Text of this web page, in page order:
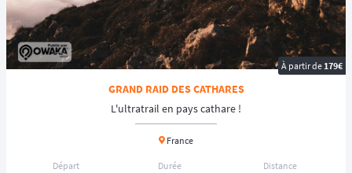
À partir de179€
GRAND RAID DES CATHARES
L'ultratrail en pays cathare !
France
Départ
Durée
Distance